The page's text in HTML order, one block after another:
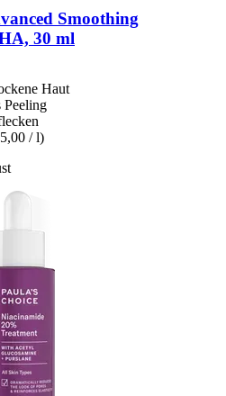
Smoothing
30 ml
Haut
Peeling
/ l)